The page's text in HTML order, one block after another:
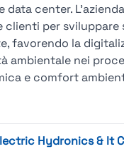
data center.
clienti per sviluppare
favorendo la
ambientale nei
e comfort
Hydronics & It